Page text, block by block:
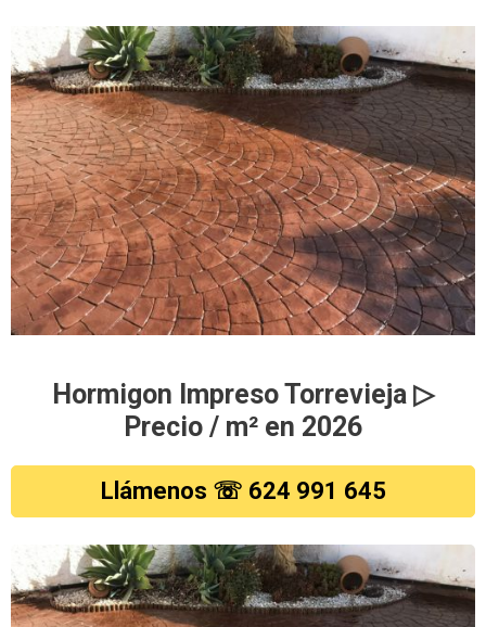
Hormigon Impreso Torrevieja ▷
Precio / m² en 2026
Llámenos ☏ 624 991 645